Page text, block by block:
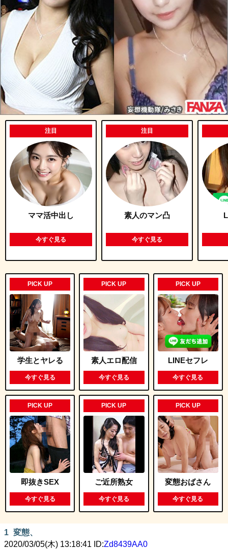
注目
ママ活中出し
今すぐ見る
注目
素人のマン凸
今すぐ見る
PICK UP
学生とヤレる
今すぐ見る
PICK UP
素人エロ配信
今すぐ見る
PICK UP
LINEセフレ
今すぐ見る
PICK UP
即抜きSEX
今すぐ見る
PICK UP
ご近所熟女
今すぐ見る
PICK UP
変態おばさん
今すぐ見る
1 変態、
2020/03/05(木) 13:18:41 ID:Zd8439AA0